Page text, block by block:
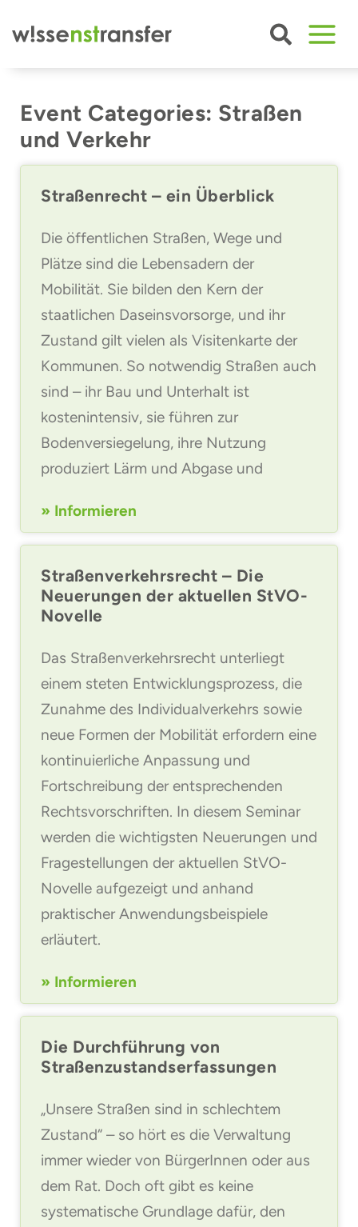
springen
Event Categories: Straßen
und Verkehr
Straßenrecht – ein Überblick
Die öffentlichen Straßen, Wege und
Plätze sind die Lebensadern der
Mobilität. Sie bilden den Kern der
staatlichen Daseinsvorsorge, und ihr
Zustand gilt vielen als Visitenkarte der
Kommunen. So notwendig Straßen auch
sind – ihr Bau und Unterhalt ist
kostenintensiv, sie führen zur
Bodenversiegelung, ihre Nutzung
produziert Lärm und Abgase und
» Informieren
Straßenverkehrsrecht – Die
Neuerungen der aktuellen StVO-
Novelle
Das Straßenverkehrsrecht unterliegt
einem steten Entwicklungsprozess, die
Zunahme des Individualverkehrs sowie
neue Formen der Mobilität erfordern eine
kontinuierliche Anpassung und
Fortschreibung der entsprechenden
Rechtsvorschriften. In diesem Seminar
werden die wichtigsten Neuerungen und
Fragestellungen der aktuellen StVO-
Novelle aufgezeigt und anhand
praktischer Anwendungsbeispiele
erläutert.
» Informieren
Die Durchführung von
Straßenzustandserfassungen
„Unsere Straßen sind in schlechtem
Zustand“ – so hört es die Verwaltung
immer wieder von BürgerInnen oder aus
dem Rat. Doch oft gibt es keine
systematische Grundlage dafür, den